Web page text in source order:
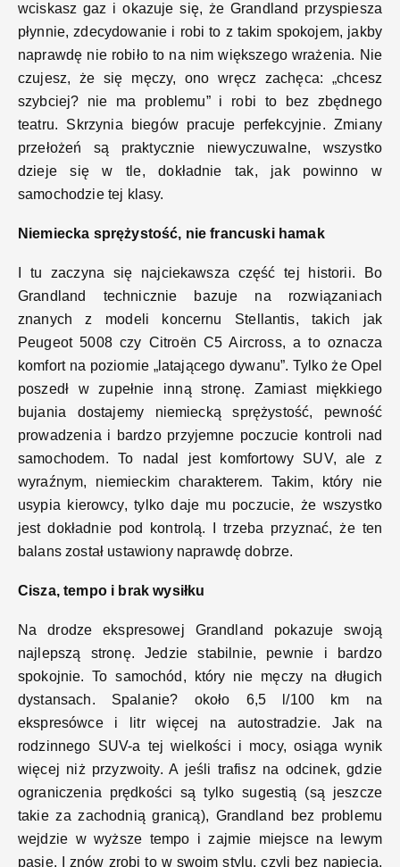
wciskasz gaz i okazuje się, że Grandland przyspiesza
płynnie, zdecydowanie i robi to z takim spokojem, jakby
naprawdę nie robiło to na nim większego wrażenia. Nie
czujesz, że się męczy, ono wręcz zachęca: „chcesz
szybciej? nie ma problemu” i robi to bez zbędnego
teatru. Skrzynia biegów pracuje perfekcyjnie. Zmiany
przełożeń są praktycznie niewyczuwalne, wszystko
dzieje się w tle, dokładnie tak, jak powinno w
samochodzie tej klasy.
Niemiecka sprężystość, nie francuski hamak
I tu zaczyna się najciekawsza część tej historii. Bo
Grandland technicznie bazuje na rozwiązaniach
znanych z modeli koncernu Stellantis, takich jak
Peugeot 5008 czy Citroën C5 Aircross, a to oznacza
komfort na poziomie „latającego dywanu”. Tylko że Opel
poszedł w zupełnie inną stronę. Zamiast miękkiego
bujania dostajemy niemiecką sprężystość, pewność
prowadzenia i bardzo przyjemne poczucie kontroli nad
samochodem. To nadal jest komfortowy SUV, ale z
wyraźnym, niemieckim charakterem. Takim, który nie
usypia kierowcy, tylko daje mu poczucie, że wszystko
jest dokładnie pod kontrolą. I trzeba przyznać, że ten
balans został ustawiony naprawdę dobrze.
Cisza, tempo i brak wysiłku
Na drodze ekspresowej Grandland pokazuje swoją
najlepszą stronę. Jedzie stabilnie, pewnie i bardzo
spokojnie. To samochód, który nie męczy na długich
dystansach. Spalanie? około 6,5 l/100 km na
ekspresówce i litr więcej na autostradzie. Jak na
rodzinnego SUV-a tej wielkości i mocy, osiąga wynik
więcej niż przyzwoity. A jeśli trafisz na odcinek, gdzie
ograniczenia prędkości są tylko sugestią (są jeszcze
takie za zachodnią granicą), Grandland bez problemu
wejdzie w wyższe tempo i zajmie miejsce na lewym
pasie. I znów zrobi to w swoim stylu, czyli bez napięcia,